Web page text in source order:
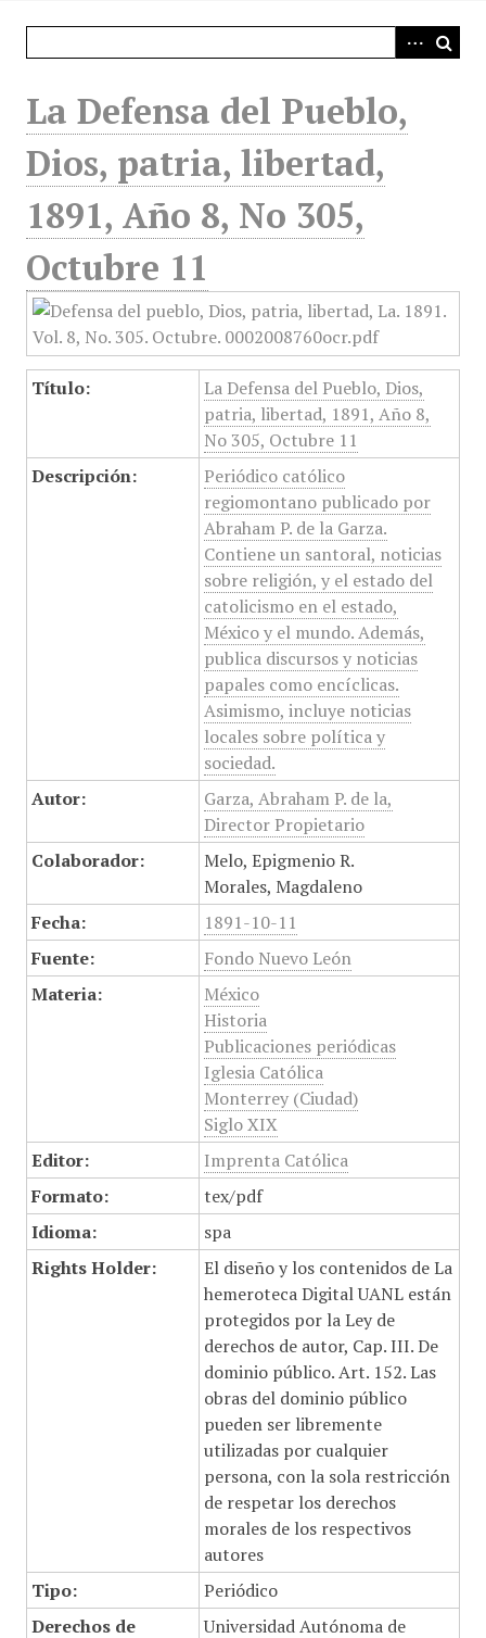
La Defensa del Pueblo,
Dios, patria, libertad,
1891, Año 8, No 305,
Octubre 11
Título:
La Defensa del Pueblo, Dios,
patria, libertad, 1891, Año 8,
No 305, Octubre 11
Descripción:
Periódico católico
regiomontano publicado por
Abraham P. de la Garza.
Contiene un santoral, noticias
sobre religión, y el estado del
catolicismo en el estado,
México y el mundo. Además,
publica discursos y noticias
papales como encíclicas.
Asimismo, incluye noticias
locales sobre política y
sociedad.
Autor:
Garza, Abraham P. de la,
Director Propietario
Colaborador:
Melo, Epigmenio R.
Morales, Magdaleno
Fecha:
1891-10-11
Fuente:
Fondo Nuevo León
Materia:
México
Historia
Publicaciones periódicas
Iglesia Católica
Monterrey (Ciudad)
Siglo XIX
Editor:
Imprenta Católica
Formato:
tex/pdf
Idioma:
spa
Rights Holder:
El diseño y los contenidos de La
hemeroteca Digital UANL están
protegidos por la Ley de
derechos de autor, Cap. III. De
dominio público. Art. 152. Las
obras del dominio público
pueden ser libremente
utilizadas por cualquier
persona, con la sola restricción
de respetar los derechos
morales de los respectivos
autores
Tipo:
Periódico
Derechos de
Universidad Autónoma de